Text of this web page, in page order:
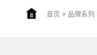
首页 > 品牌系列